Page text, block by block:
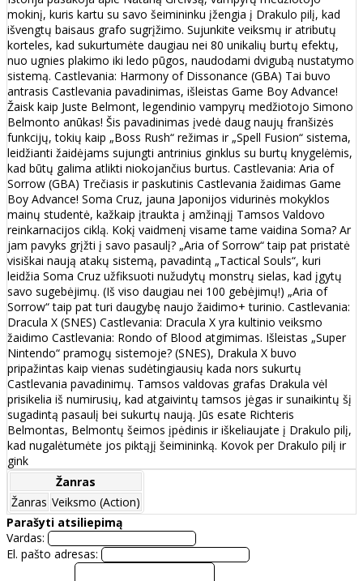
mokinį, kuris kartu su savo šeimininku įžengia į Drakulo pilį, kad
išvengtų baisaus grafo sugrįžimo. Sujunkite veiksmų ir atributų
korteles, kad sukurtumėte daugiau nei 80 unikalių burtų efektų,
nuo ugnies plakimo iki ledo pūgos, naudodami dvigubą nustatymo
sistemą. Castlevania: Harmony of Dissonance (GBA) Tai buvo
antrasis Castlevania pavadinimas, išleistas Game Boy Advance!
Žaisk kaip Juste Belmont, legendinio vampyrų medžiotojo Simono
Belmonto anūkas! Šis pavadinimas įvedė daug naujų franšizės
funkcijų, tokių kaip „Boss Rush“ režimas ir „Spell Fusion“ sistema,
leidžianti žaidėjams sujungti antrinius ginklus su burtų knygelėmis,
kad būtų galima atlikti niokojančius burtus. Castlevania: Aria of
Sorrow (GBA) Trečiasis ir paskutinis Castlevania žaidimas Game
Boy Advance! Soma Cruz, jauna Japonijos vidurinės mokyklos
mainų studentė, kažkaip įtraukta į amžinąjį Tamsos Valdovo
reinkarnacijos ciklą. Kokį vaidmenį visame tame vaidina Soma? Ar
jam pavyks grįžti į savo pasaulį? „Aria of Sorrow“ taip pat pristatė
visiškai naują atakų sistemą, pavadintą „Tactical Souls“, kuri
leidžia Soma Cruz užfiksuoti nužudytų monstrų sielas, kad įgytų
savo sugebėjimų. (Iš viso daugiau nei 100 gebėjimų!) „Aria of
Sorrow“ taip pat turi daugybę naujo žaidimo+ turinio. Castlevania:
Dracula X (SNES) Castlevania: Dracula X yra kultinio veiksmo
žaidimo Castlevania: Rondo of Blood atgimimas. Išleistas „Super
Nintendo“ pramogų sistemoje? (SNES), Drakula X buvo
pripažintas kaip vienas sudėtingiausių kada nors sukurtų
Castlevania pavadinimų. Tamsos valdovas grafas Drakula vėl
prisikelia iš numirusių, kad atgaivintų tamsos jėgas ir sunaikintų šį
sugadintą pasaulį bei sukurtų naują. Jūs esate Richteris
Belmontas, Belmontų šeimos įpėdinis ir iškeliaujate į Drakulo pilį,
kad nugalėtumėte jos piktąjį šeimininką. Kovok per Drakulo pilį ir
gink
Žanras
Žanras Veiksmo (Action)
Parašyti atsiliepimą
Vardas:
El. pašto adresas: